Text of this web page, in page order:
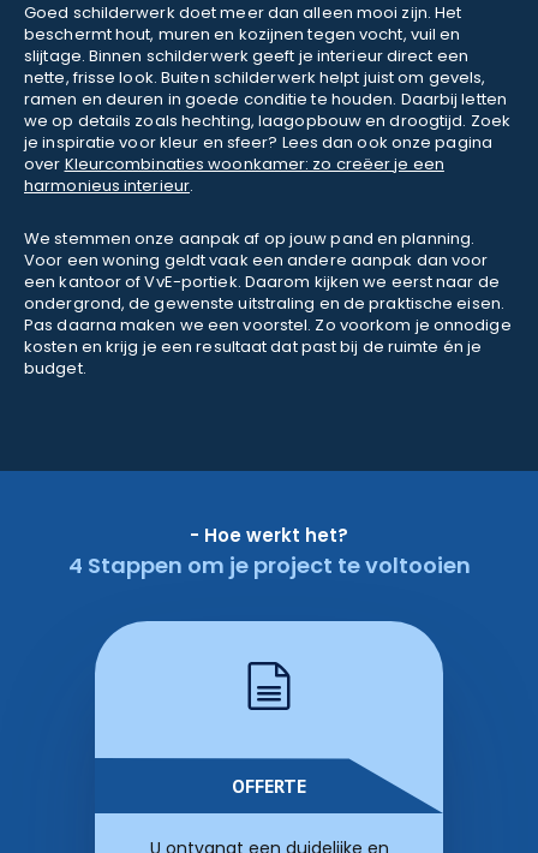
Goed schilderwerk doet meer dan alleen mooi zijn. Het
beschermt hout, muren en kozijnen tegen vocht, vuil en
slijtage. Binnen schilderwerk geeft je interieur direct een
nette, frisse look. Buiten schilderwerk helpt juist om gevels,
ramen en deuren in goede conditie te houden. Daarbij letten
we op details zoals hechting, laagopbouw en droogtijd. Zoek
je inspiratie voor kleur en sfeer? Lees dan ook onze pagina
over Kleurcombinaties woonkamer: zo creëer je een
harmonieus interieur.
We stemmen onze aanpak af op jouw pand en planning.
Voor een woning geldt vaak een andere aanpak dan voor
een kantoor of VvE-portiek. Daarom kijken we eerst naar de
ondergrond, de gewenste uitstraling en de praktische eisen.
Pas daarna maken we een voorstel. Zo voorkom je onnodige
kosten en krijg je een resultaat dat past bij de ruimte én je
budget.
- Hoe werkt het?
4 Stappen om je project te voltooien
OFFERTE
U ontvangt een duidelijke en